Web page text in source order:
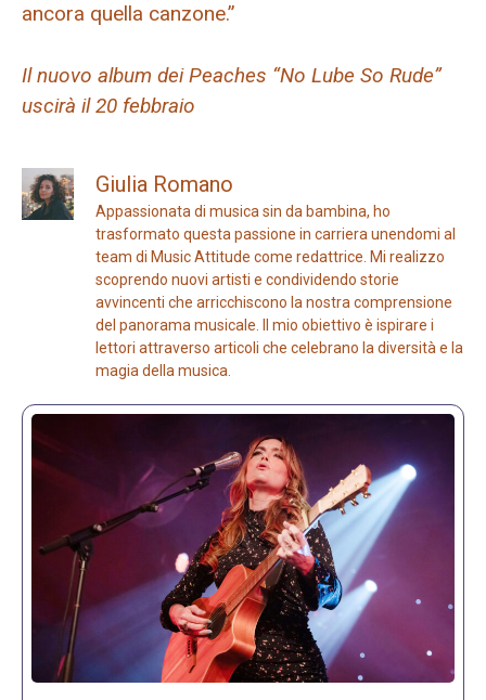
ancora quella canzone.”
Il nuovo album dei Peaches “No Lube So Rude”
uscirà il 20 febbraio
Giulia Romano
Appassionata di musica sin da bambina, ho
trasformato questa passione in carriera unendomi al
team di Music Attitude come redattrice. Mi realizzo
scoprendo nuovi artisti e condividendo storie
avvincenti che arricchiscono la nostra comprensione
del panorama musicale. Il mio obiettivo è ispirare i
lettori attraverso articoli che celebrano la diversità e la
magia della musica.